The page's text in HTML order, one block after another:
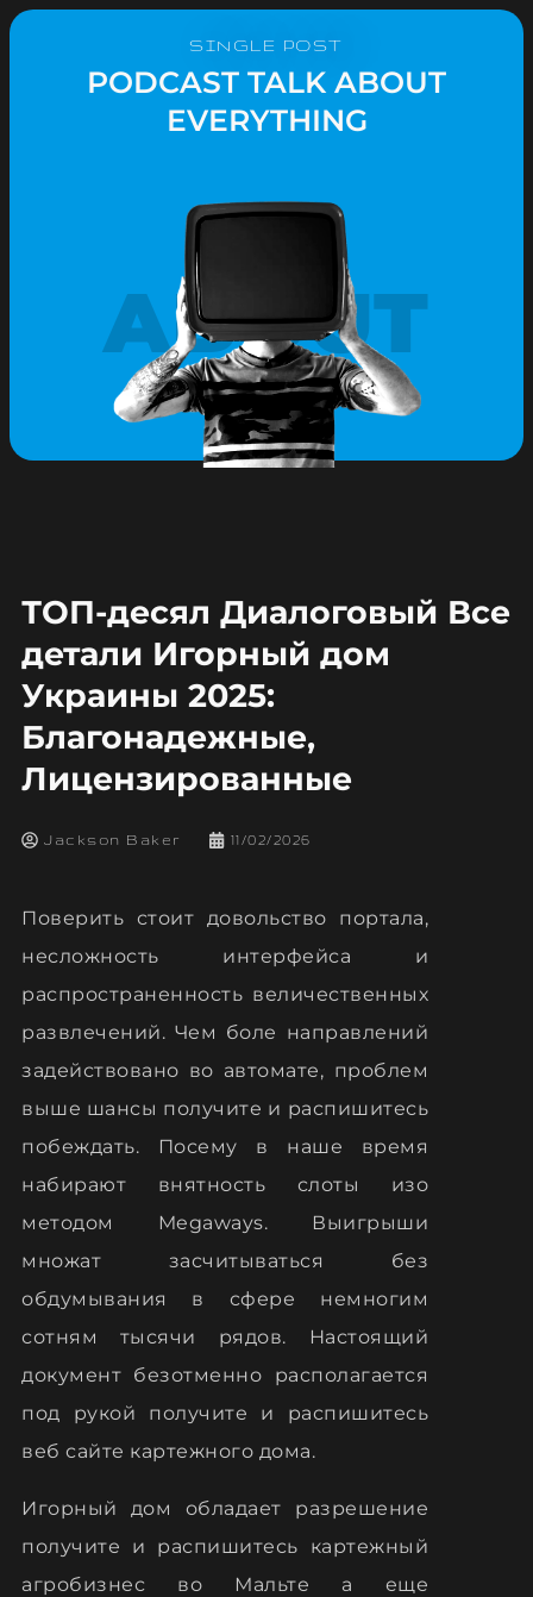
SINGLE POST
PODCAST TALK ABOUT
EVERYTHING
ABOUT
ТОП-десял Диалоговый Все
детали Игорный дом
Украины 2025:
Благонадежные,
Лицензированные
Jackson Baker 11/02/2026
Поверить стоит довольство портала,
несложность интерфейса и
распространенность величественных
развлечений. Чем боле направлений
задействовано во автомате, проблем
выше шансы получите и распишитесь
побеждать. Посему в наше время
набирают внятность слоты изо
методом Megaways. Выигрыши
множат засчитываться без
обдумывания в сфере немногим
сотням тысячи рядов.
Настоящий
документ безотменно располагается
под рукой получите и распишитесь
веб сайте картежного дома.
Игорный дом обладает разрешение
получите и распишитесь картежный
агробизнес во Мальте а еще